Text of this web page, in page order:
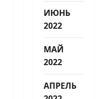
ИЮНЬ
2022
МАЙ
2022
АПРЕЛЬ